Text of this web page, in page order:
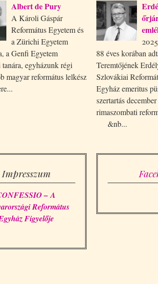
Albert de Pury
A Károli Gáspár
Református Egyetem és
a Zürichi Egyetem
a Genfi Egyetem
egyházunk régi
magyar református lelkész
88 éves korában
Teremtőjének
Szlovákiai
Egyház emeritus
szertartás
rimaszombati
&nb...
Impresszum
– A
Református
Figyelője